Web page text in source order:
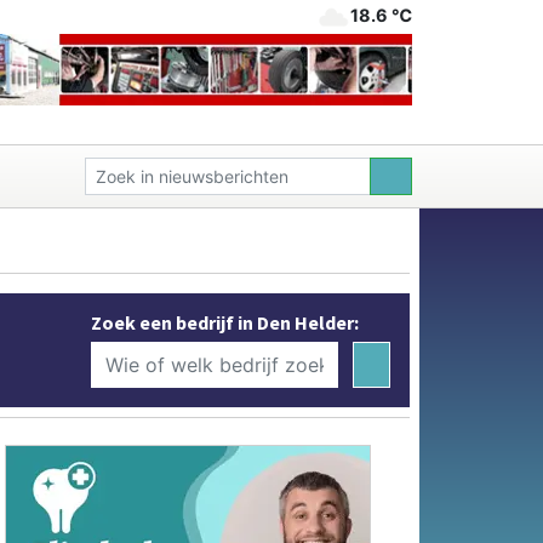
18.6 ℃
Zoek een bedrijf in Den Helder: